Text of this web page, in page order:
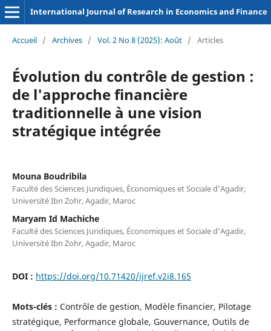
International Journal of Research in Economics and Finance
Accueil / Archives / Vol. 2 No 8 (2025): Août / Articles
Évolution du contrôle de gestion :
de l'approche financière
traditionnelle à une vision
stratégique intégrée
Mouna Boudribila
Faculté des Sciences Juridiques, Économiques et Sociale d’Agadir,
Université Ibn Zohr, Agadir, Maroc
Maryam Id Machiche
Faculté des Sciences Juridiques, Économiques et Sociale d’Agadir,
Université Ibn Zohr, Agadir, Maroc
DOI : https://doi.org/10.71420/ijref.v2i8.165
Mots-clés : Contrôle de gestion, Modèle financier, Pilotage
stratégique, Performance globale, Gouvernance, Outils de